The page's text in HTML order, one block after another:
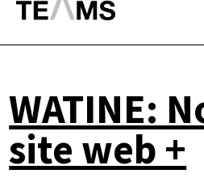
WATINE:
site web +